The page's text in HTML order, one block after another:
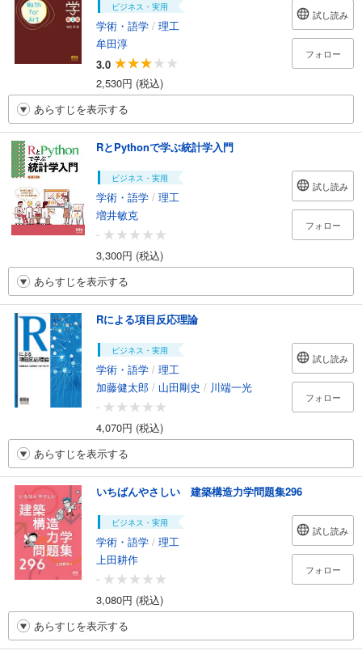
ビジネス・実用
学術・語学 / 理工
牟田淳
3.0
2,530円 (税込)
試し読み
フォロー
あらすじを表示する
RとPythonで学ぶ統計学入門
ビジネス・実用
学術・語学 / 理工
増井敏克
-
3,300円 (税込)
試し読み
フォロー
あらすじを表示する
Rによる項目反応理論
ビジネス・実用
学術・語学 / 理工
加藤健太郎 / 山田剛史 / 川端一光
-
4,070円 (税込)
試し読み
フォロー
あらすじを表示する
いちばんやさしい 建築構造力学問題集296
ビジネス・実用
学術・語学 / 理工
上田耕作
-
3,080円 (税込)
試し読み
フォロー
あらすじを表示する